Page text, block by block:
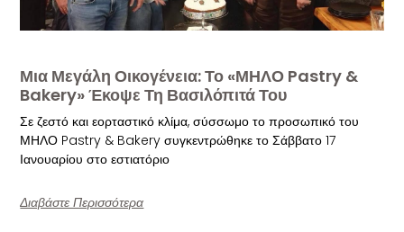
Μια Μεγάλη Οικογένεια: Το «ΜΗΛΟ Pastry &
Bakery» Έκοψε Τη Βασιλόπιτά Του
Σε ζεστό και εορταστικό κλίμα, σύσσωμο το προσωπικό του
ΜΗΛΟ Pastry & Bakery συγκεντρώθηκε το Σάββατο 17
Ιανουαρίου στο εστιατόριο
Διαβάστε Περισσότερα